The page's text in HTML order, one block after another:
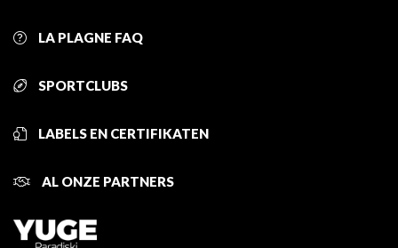
LA PLAGNE FAQ
SPORTCLUBS
LABELS EN CERTIFIKATEN
AL ONZE PARTNERS